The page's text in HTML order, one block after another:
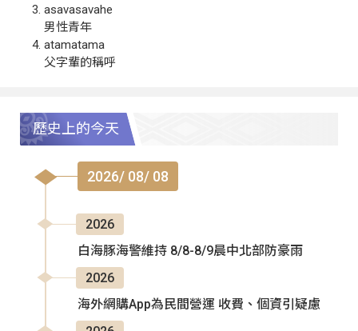
asavasavahe
男性青年
atamatama
父字輩的稱呼
歷史上的今天
2026/ 08/ 08
2026
白海豚海警維持 8/8-8/9晨中北部防豪雨
2026
海外網購App為民間營運 收費、個資引疑慮